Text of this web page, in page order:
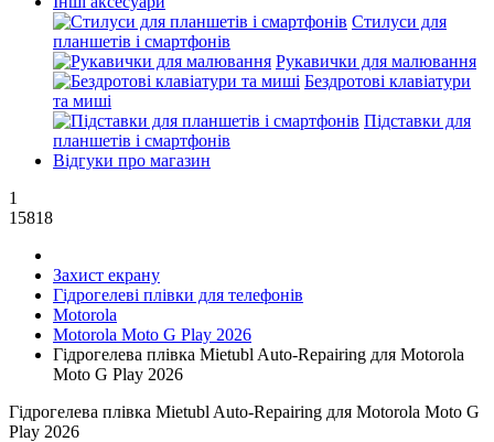
Стилуси для
планшетів і смартфонів
Рукавички для малювання
Бездротові клавіатури
та миші
Підставки для
планшетів і смартфонів
Відгуки про магазин
1
15818
Захист екрану
Гідрогелеві плівки для телефонів
Motorola
Motorola Moto G Play 2026
Гідрогелева плівка Mietubl Auto-Repairing для Motorola
Moto G Play 2026
Гідрогелева плівка Mietubl Auto-Repairing для Motorola Moto G
Play 2026